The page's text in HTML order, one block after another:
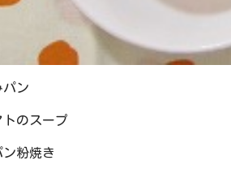
パン
のスープ
粉焼き